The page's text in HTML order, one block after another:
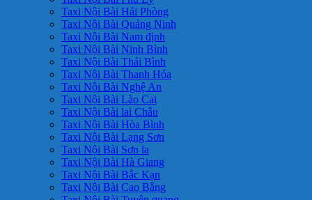
Taxi Nội Bài Hải Phòng
Taxi Nội Bài Quảng Ninh
Taxi Nội Bài Nam định
Taxi Nội Bài Ninh Bình
Taxi Nội Bài Thái Bình
Taxi Nội Bài Thanh Hóa
Taxi Nội Bài Nghệ An
Taxi Nội Bài Lào Cai
Taxi Nội Bài lai Châu
Taxi Nội Bài Hòa Bình
Taxi Nội Bài Lạng Sơn
Taxi Nội Bài Sơn la
Taxi Nội Bài Hà Giang
Taxi Nội Bài Bắc Kạn
Taxi Nội Bài Cao Bằng